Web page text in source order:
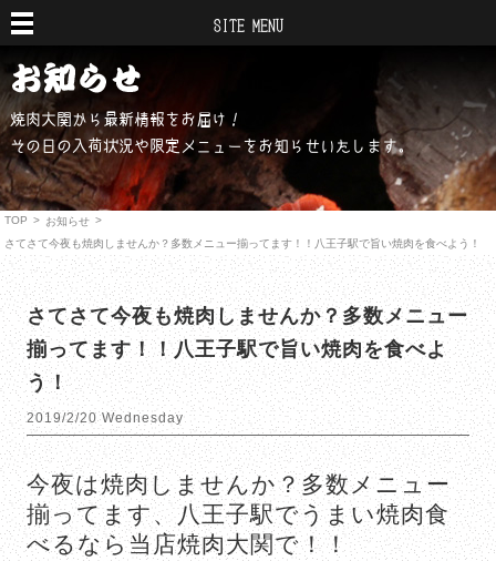
SITE MENU
焼肉大関から最新情報をお届け！
その日の入荷状況や限定メニューをお知らせいたします。
TOP > お知らせ >
さてさて今夜も焼肉しませんか？多数メニュー揃ってます！！八王子駅で旨い焼肉を食べよう！
さてさて今夜も焼肉しませんか？多数メニュー
揃ってます！！八王子駅で旨い焼肉を食べよ
う！
2019/2/20 Wednesday
今夜は焼肉しませんか？多数メニュー
揃ってます、八王子駅でうまい焼肉食
べるなら当店焼肉大関で！！